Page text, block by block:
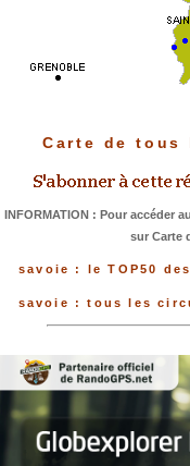
Carte de tous
INFORMATION : Pour accéder
sur Carte
savoie : le TOP50
savoie : tous les